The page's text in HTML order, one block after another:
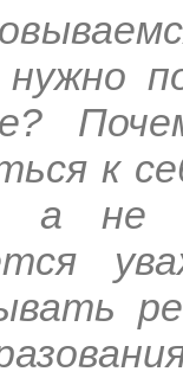
к
а не